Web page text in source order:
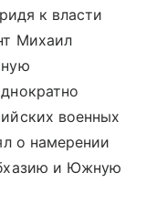
к власти
Михаил
военных
о намерении
и Южную